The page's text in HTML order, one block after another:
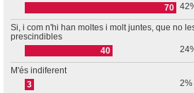
70
Si, i com n'hi han moltes i molt juntes, que no
prescindibles
40
M'és indiferent
3
2%